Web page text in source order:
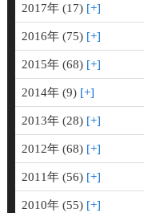
2017年 (17)
2016年 (75)
2015年 (68)
2014年 (9)
2013年 (28)
2012年 (68)
2011年 (56)
2010年 (55)